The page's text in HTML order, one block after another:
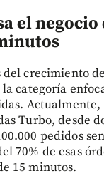
el negocio
del crecimiento
categoría
Actualmente,
Turbo, desde
pedidos
70% de esas
15 minutos.